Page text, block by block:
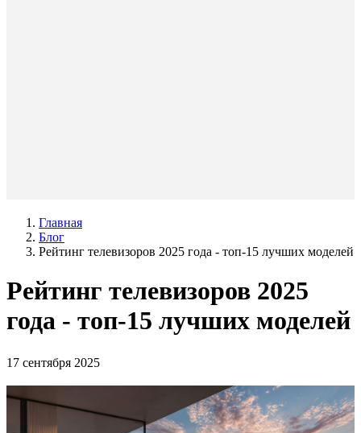
Главная
Блог
Рейтинг телевизоров 2025 года - топ-15 лучших моделей
Рейтинг телевизоров 2025
года - топ-15 лучших моделей
17 сентября 2025